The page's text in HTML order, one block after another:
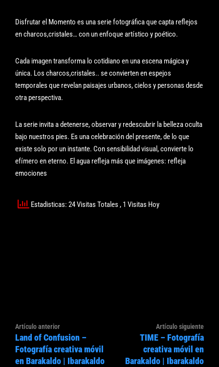
Disfrutar el Momento es una serie fotográfica que capta reflejos
en charcos,cristales… con un enfoque artístico y poético.
Cada imagen transforma lo cotidiano en una escena mágica y
única. Los charcos,cristales.. se convierten en espejos
temporales que revelan paisajes urbanos, cielos y personas desde
otra perspectiva.
La serie invita a detenerse, observar y redescubrir la belleza oculta
bajo nuestros pies. Es una celebración del presente, de lo que
existe solo por un instante. Con sensibilidad visual, convierte lo
efímero en eterno. El agua refleja más que imágenes: refleja
emociones
Estadisticas: 24 Visitas Totales, 1 Visitas Hoy
Navegación
de
entradas
Artículo anteriorArtículo
anterior:
Land of Confusion –
Fotografía creativa móvil
en Barakaldo | Ibarakaldo
Artículo siguiente
TIME – Fotografía
creativa móvil en
Barakaldo | Ibarakaldo